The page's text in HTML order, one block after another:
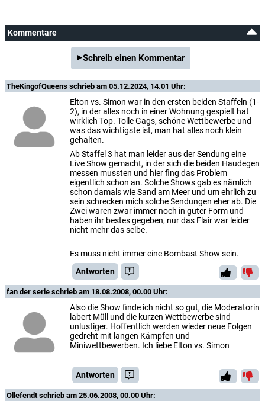
Kommentare
Schreib einen Kommentar
TheKingofQueens schrieb am 05.12.2024, 14.01 Uhr:
Elton vs. Simon war in den ersten beiden Staffeln (1-
2), in der alles noch in einer Wohnung gespielt hat
wirklich Top. Tolle Gags, schöne Wettbewerbe und
was das wichtigste ist, man hat alles noch klein
gehalten.
Ab Staffel 3 hat man leider aus der Sendung eine
Live Show gemacht, in der sich die beiden Haudegen
messen mussten und hier fing das Problem
eigentlich schon an. Solche Shows gab es nämlich
schon damals wie Sand am Meer und um ehrlich zu
sein schrecken mich solche Sendungen eher ab. Die
Zwei waren zwar immer noch in guter Form und
haben ihr bestes gegeben, nur das Flair war leider
nicht mehr das selbe.
Es muss nicht immer eine Bombast Show sein.
Antworten
fan der serie schrieb am 18.08.2008, 00.00 Uhr:
Also die Show finde ich nicht so gut, die Moderatorin
labert Müll und die kurzen Wettbewerbe sind
unlustiger. Hoffentlich werden wieder neue Folgen
gedreht mit langen Kämpfen und
Miniwettbewerben. Ich liebe Elton vs. Simon
Antworten
Ollefendtschrieb am 25.06.2008, 00.00 Uhr: